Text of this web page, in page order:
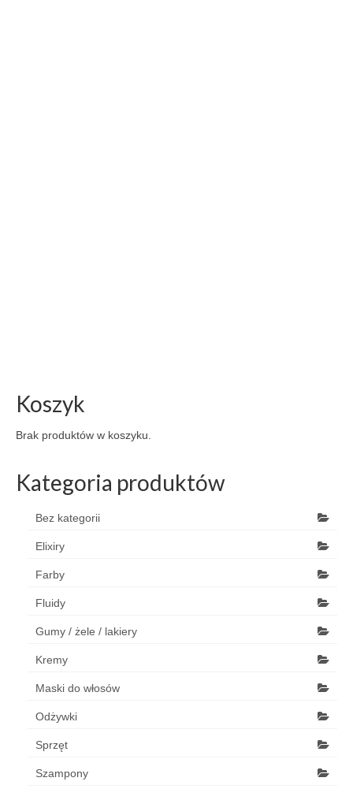
Koszyk
Brak produktów w koszyku.
Kategoria produktów
Bez kategorii
Elixiry
Farby
Fluidy
Gumy / żele / lakiery
Kremy
Maski do włosów
Odżywki
Sprzęt
Szampony